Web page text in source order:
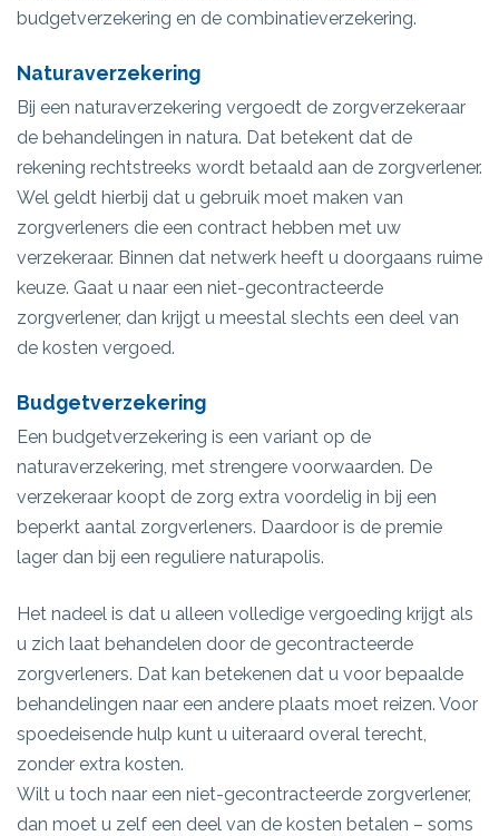
budgetverzekering en de combinatieverzekering.
Naturaverzekering
Bij een naturaverzekering vergoedt de zorgverzekeraar
de behandelingen in natura. Dat betekent dat de
rekening rechtstreeks wordt betaald aan de zorgverlener.
Wel geldt hierbij dat u gebruik moet maken van
zorgverleners die een contract hebben met uw
verzekeraar. Binnen dat netwerk heeft u doorgaans ruime
keuze. Gaat u naar een niet-gecontracteerde
zorgverlener, dan krijgt u meestal slechts een deel van
de kosten vergoed.
Budgetverzekering
Een budgetverzekering is een variant op de
naturaverzekering, met strengere voorwaarden. De
verzekeraar koopt de zorg extra voordelig in bij een
beperkt aantal zorgverleners. Daardoor is de premie
lager dan bij een reguliere naturapolis.
Het nadeel is dat u alleen volledige vergoeding krijgt als
u zich laat behandelen door de gecontracteerde
zorgverleners. Dat kan betekenen dat u voor bepaalde
behandelingen naar een andere plaats moet reizen. Voor
spoedeisende hulp kunt u uiteraard overal terecht,
zonder extra kosten.
Wilt u toch naar een niet-gecontracteerde zorgverlener,
dan moet u zelf een deel van de kosten betalen – soms